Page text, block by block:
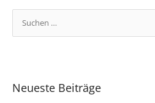
n
Neueste Beiträge